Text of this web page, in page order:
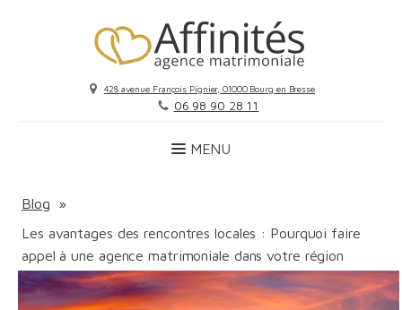
428 avenue François Pignier, 01000 Bourg en Bresse
06 98 90 28 11
Blog
»
Les avantages des rencontres locales : Pourquoi faire
appel à une agence matrimoniale dans votre région